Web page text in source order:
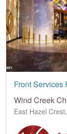
Front Services
Wind Creek
East Hazel Crest,